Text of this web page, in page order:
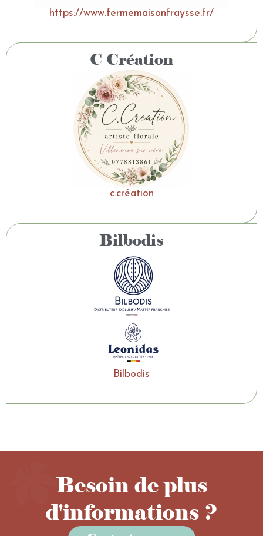
https://www.fermemaisonfraysse.fr/
C Création
c.création
Bilbodis
Bilbodis
Besoin de plus
d'informations ?